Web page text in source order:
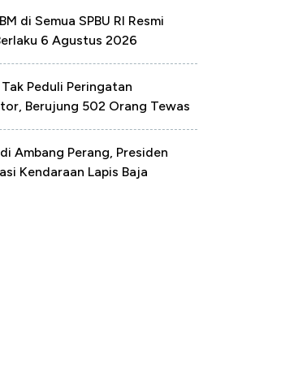
di Semua SPBU RI Resmi
6 Agustus 2026
Peduli Peringatan
Berujung 502 Orang Tewas
Ambang Perang, Presiden
Kendaraan Lapis Baja